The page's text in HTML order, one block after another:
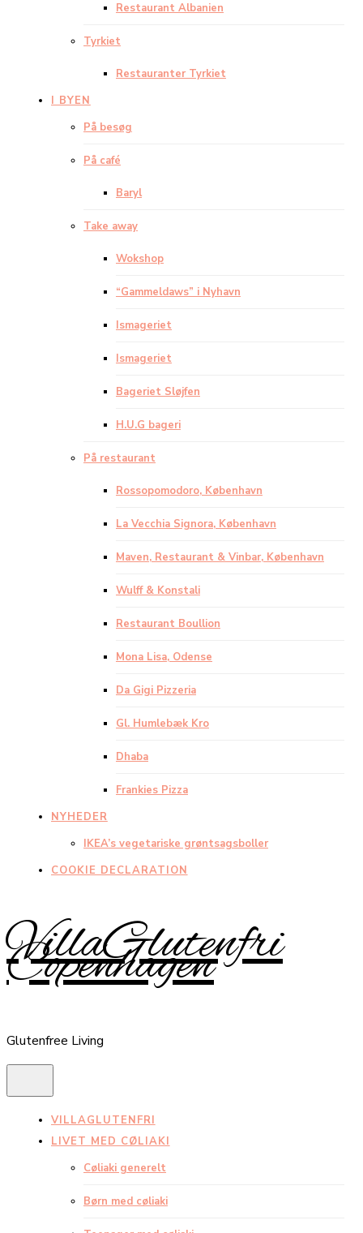
Restaurant Albanien
Tyrkiet
Restauranter Tyrkiet
I BYEN
På besøg
På café
Baryl
Take away
Wokshop
“Gammeldaws” i Nyhavn
Ismageriet
Ismageriet
Bageriet Sløjfen
H.U.G bageri
På restaurant
Rossopomodoro, København
La Vecchia Signora, København
Maven, Restaurant & Vinbar, København
Wulff & Konstali
Restaurant Boullion
Mona Lisa, Odense
Da Gigi Pizzeria
Gl. Humlebæk Kro
Dhaba
Frankies Pizza
NYHEDER
IKEA’s vegetariske grøntsagsboller
COOKIE DECLARATION
VillaGlutenfri
Copenhagen
Glutenfree Living
VILLAGLUTENFRI
LIVET MED CØLIAKI
Cøliaki generelt
Børn med cøliaki